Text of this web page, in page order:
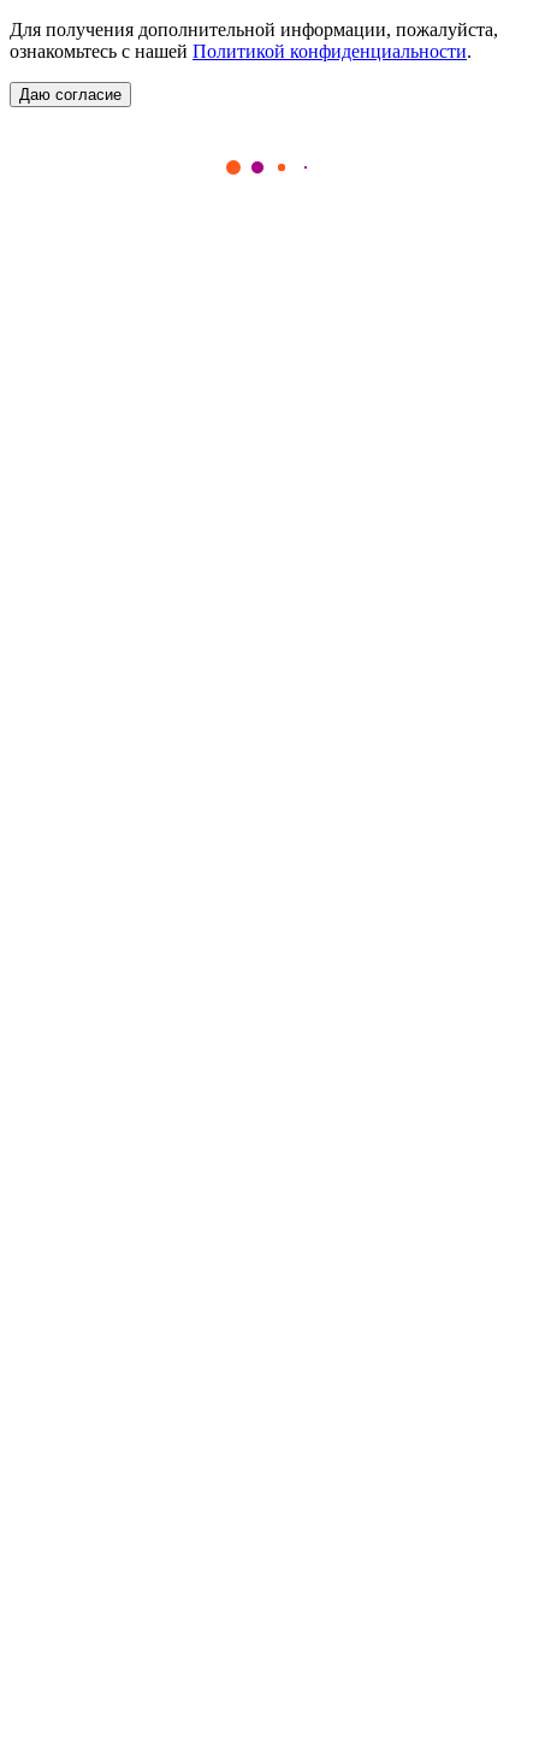
Для получения дополнительной информации, пожалуйста,
ознакомьтесь с нашей Политикой конфиденциальности.
Даю согласие